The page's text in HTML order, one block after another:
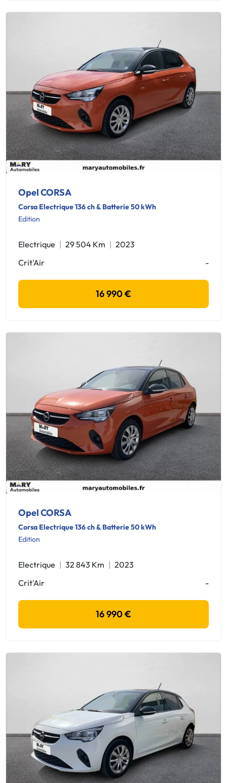
Opel CORSA
Corsa Electrique 136 ch & Batterie 50 kWh
Edition
Electrique 29 504 Km
2023
Crit'Air
-
16 990 €
Opel CORSA
Corsa Electrique 136 ch & Batterie 50 kWh
Edition
Electrique 32 843 Km
2023
Crit'Air
-
16 990 €